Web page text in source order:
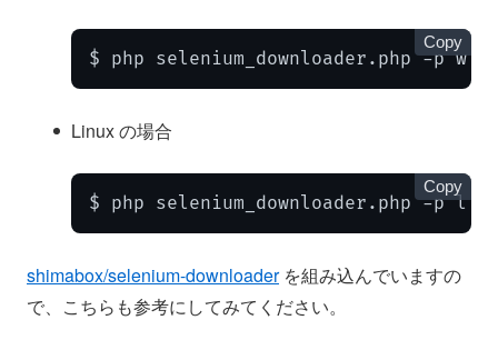
$ php selenium_downloader.php -p
Copy
Linux の場合
$ php selenium_downloader.php -p
Copy
shimabox/selenium-downloaderを組み込んでいますの
で、こちらも参考にしてみてください。